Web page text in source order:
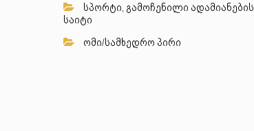
სპორტი, გამოჩენილი ადამიანების
საიტი
ომი/სამხედრო პირი